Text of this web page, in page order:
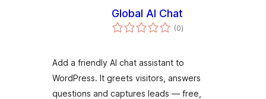
Global AI Chat
(0個
の)
Add a friendly AI chat assistant to
WordPress. It greets visitors, answers
questions and captures leads — free,